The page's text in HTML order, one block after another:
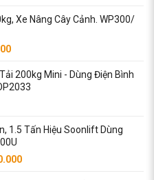
tại
Xe Nâng Cây Cảnh. WP300/
Giá
tại
là:
200kg Mini - Dùng Điện Bình
1.5 Tấn Hiệu Soonlift Dùng
Giá